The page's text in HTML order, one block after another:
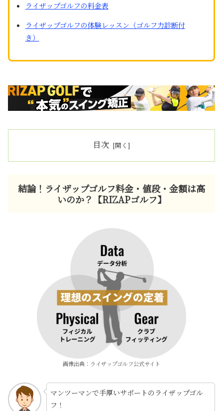
ライザップゴルフの料金表
ライザップゴルフの体験レッスン（ゴルフ力診断付
き）
目次
結論！ライザップゴルフ料金・値段・金額は高
いのか？【RIZAPゴルフ】
画像出典：ライザップゴルフ公式サイト
マンツーマンで手厚いサポートのライザップゴル
フ！